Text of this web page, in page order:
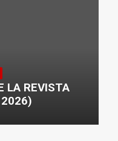
LA REVISTA